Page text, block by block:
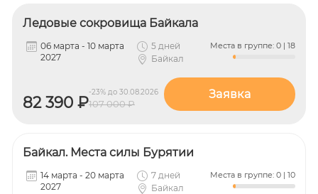
Ледовые сокровища Байкала
06 марта - 10 марта
2027
5 дней
Байкал
Места в группе: 0 | 18
82 390 ₽
-23% до 30.08.2026
107 000 ₽
Заявка
Байкал. Места силы Бурятии
14 марта - 20 марта
2027
7 дней
Байкал
Места в группе: 0 | 10